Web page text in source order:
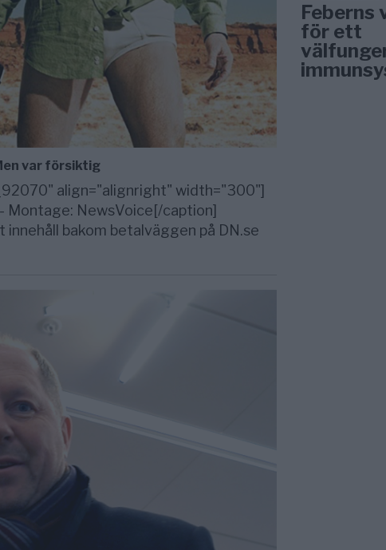
var försiktig
align="alignright" width="300"]
Montage: NewsVoice[/caption]
innehåll bakom betalväggen på DN.se
Feberns
för ett